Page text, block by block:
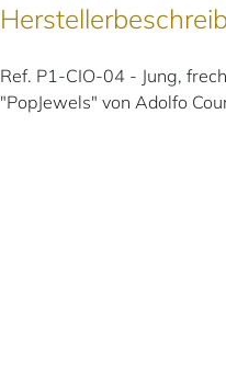
Ref. P1-CIO-04 - Jung,
"PopJewels" von Adolfo